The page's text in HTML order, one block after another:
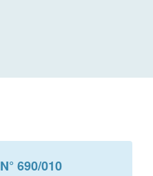
N° 690/010